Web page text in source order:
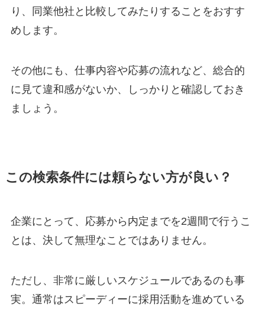
り、同業他社と比較してみたりすることをおすす
めします。
その他にも、仕事内容や応募の流れなど、総合的
に見て違和感がないか、しっかりと確認しておき
ましょう。
この検索条件には頼らない方が良い？
企業にとって、応募から内定までを2週間で行うこ
とは、決して無理なことではありません。
ただし、非常に厳しいスケジュールであるのも事
実。通常はスピーディーに採用活動を進めている